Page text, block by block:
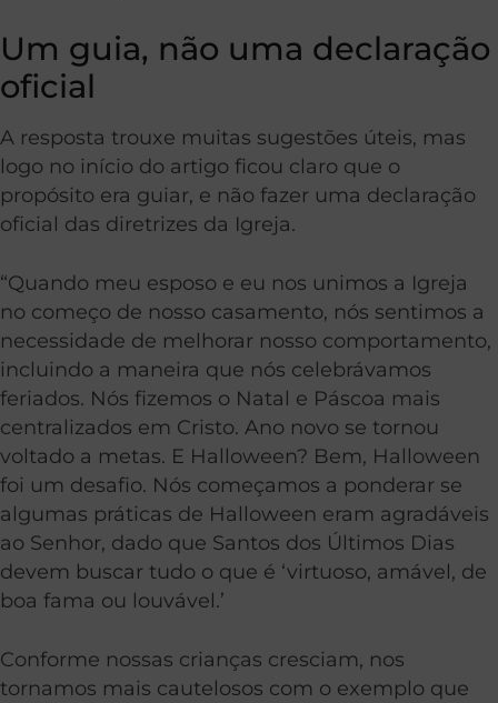
Um guia, não uma declaração
oficial
A resposta trouxe muitas sugestões úteis, mas
logo no início do artigo ficou claro que o
propósito era guiar, e não fazer uma declaração
oficial das diretrizes da Igreja.
“Quando meu esposo e eu nos unimos a Igreja
no começo de nosso casamento, nós sentimos a
necessidade de melhorar nosso comportamento,
incluindo a maneira que nós celebrávamos
feriados. Nós fizemos o Natal e Páscoa mais
centralizados em Cristo. Ano novo se tornou
voltado a metas. E Halloween? Bem, Halloween
foi um desafio. Nós começamos a ponderar se
algumas práticas de Halloween eram agradáveis
ao Senhor, dado que Santos dos Últimos Dias
devem buscar tudo o que é ‘virtuoso, amável, de
boa fama ou louvável.’
Conforme nossas crianças cresciam, nos
tornamos mais cautelosos com o exemplo que